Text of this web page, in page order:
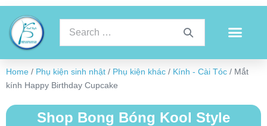
Home / Phụ kiện sinh nhật / Phụ kiện khác / Kính - Cài Tóc / Mắt
kính Happy Birthday Cupcake
Shop Bong Bóng Kool Style